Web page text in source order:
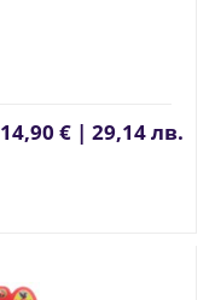
14,90 € | 29,14 лв.